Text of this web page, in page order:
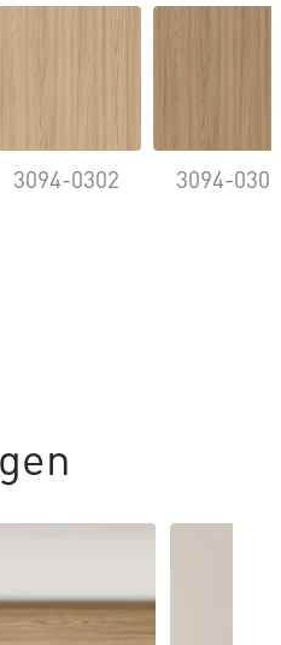
3094-0302 3094-0303